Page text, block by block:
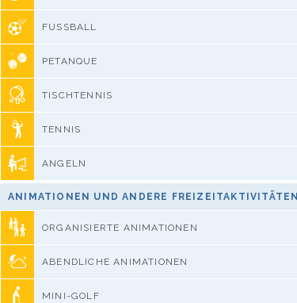
FUSSBALL
PETANQUE
TISCHTENNIS
TENNIS
ANGELN
ANIMATIONEN UND ANDERE FREIZEITAKTIVITÄTEN
ORGANISIERTE ANIMATIONEN
ABENDLICHE ANIMATIONEN
MINI-GOLF